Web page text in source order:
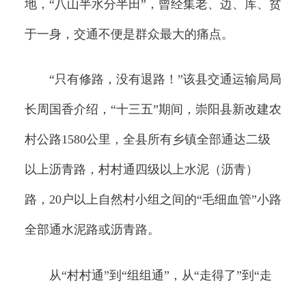
地，“八山半水分半田”，曾经集老、边、库、贫
于一身，交通不便是群众最大的痛点。
“只有修路，没有退路！”该县交通运输局局
长周国香介绍，“十三五”期间，崇阳县新改建农
村公路1580公里，全县所有乡镇全部通达二级
以上沥青路，村村通四级以上水泥（沥青）
路，20户以上自然村小组之间的“毛细血管”小路
全部通水泥路或沥青路。
从“村村通”到“组组通”，从“走得了”到“走